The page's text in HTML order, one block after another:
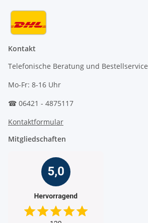
Kontakt
Telefonische Beratung und Bestellservice
Mo-Fr: 8-16 Uhr
☎ 06421 - 4875117
Kontaktformular
Mitgliedschaften